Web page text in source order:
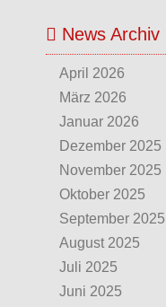
News Archiv
April 2026
März 2026
Januar 2026
Dezember 2025
November 2025
Oktober 2025
September 2025
August 2025
Juli 2025
Juni 2025